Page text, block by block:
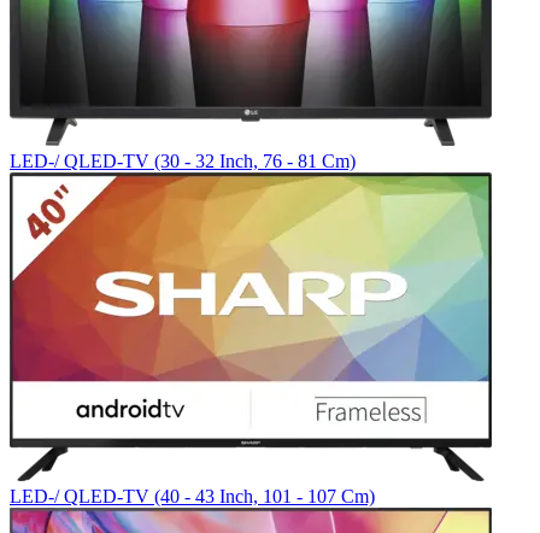
LED-/ QLED-TV (30 - 32 Inch, 76 - 81 Cm)
LED-/ QLED-TV (40 - 43 Inch, 101 - 107 Cm)